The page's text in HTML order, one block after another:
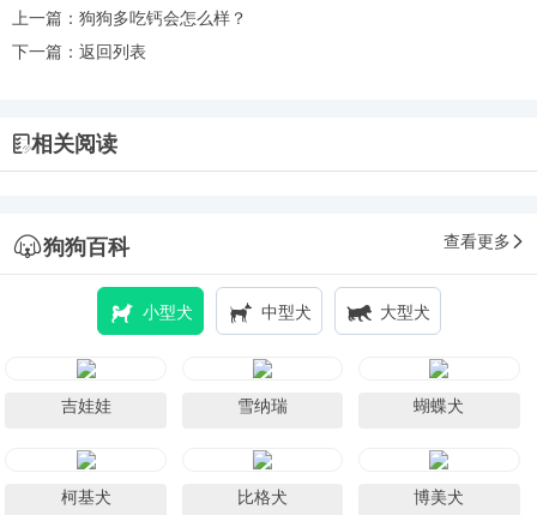
上一篇： 狗狗多吃钙会怎么样？
下一篇： 返回列表
相关阅读
狗狗百科 查看更多
小型犬 中型犬 大型犬
吉娃娃 雪纳瑞 蝴蝶犬
柯基犬 比格犬 博美犬